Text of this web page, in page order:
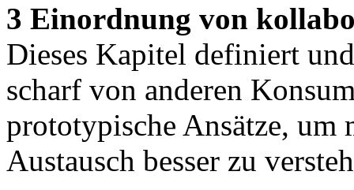
3 Einordnung von
Dieses Kapitel definiert
scharf von anderen
prototypische Ansätze, um
Austausch besser zu